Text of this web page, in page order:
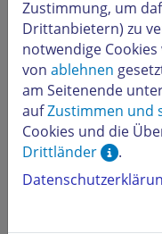
Je nach Art der
Webseite können
Impressum
Link zur Online-
Kommission bei
Angaben zur
journalistisch-
Zustimmung, um
Drittanbietern) zu
notwendige
von ablehnen
am Seitenende
aufZustimmen und
Cookies und die
Drittländer
.